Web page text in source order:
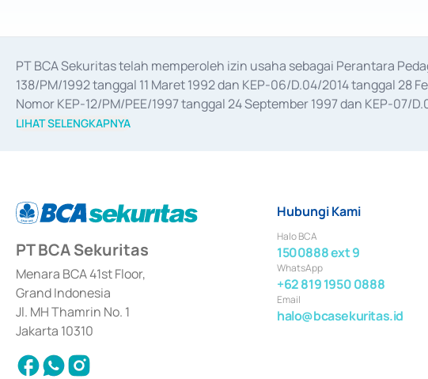
PT BCA Sekuritas telah memperoleh izin usaha sebagai Perantara
138/PM/1992 tanggal 11 Maret 1992 dan KEP-06/D.04/2014 tanggal
Nomor KEP-12/PM/PEE/1997 tanggal 24 September 1997 dan KEP-07/
merger, akuisisi, divestasi, dan
LIHAT SELENGKAPNYA
PT BCA Sekuritas
Menara BCA 41st Floor,
Grand Indonesia
Jl. MH Thamrin No. 1
Jakarta 10310
Hubungi Kami
Halo BCA
1500888 ext 9
WhatsApp
+62 819 1950 0888
Email
halo@bcasekuritas.id